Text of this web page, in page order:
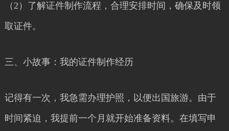
（2）了解证件制作流程，合理安排时间，确保及时领
取证件。
三、小故事：我的证件制作经历
记得有一次，我急需办理护照，以便出国旅游。由于
时间紧迫，我提前一个月就开始准备资料。在填写申